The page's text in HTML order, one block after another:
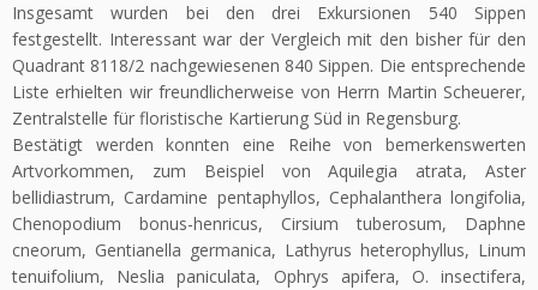
Insgesamt wurden bei den drei Exkursionen 540 Sippen
festgestellt. Interessant war der Vergleich mit den bisher für den
Quadrant 8118/2 nachgewiesenen 840 Sippen. Die entsprechende
Liste erhielten wir freundlicherweise von Herrn Martin Scheuerer,
Zentralstelle für floristische Kartierung Süd in Regensburg.
Bestätigt werden konnten eine Reihe von bemerkenswerten
Artvorkommen, zum Beispiel von Aquilegia atrata, Aster
bellidiastrum, Cardamine pentaphyllos, Cephalanthera longifolia,
Chenopodium bonus-henricus, Cirsium tuberosum, Daphne
cneorum, Gentianella germanica, Lathyrus heterophyllus, Linum
tenuifolium, Neslia paniculata, Ophrys apifera, O. insectifera,